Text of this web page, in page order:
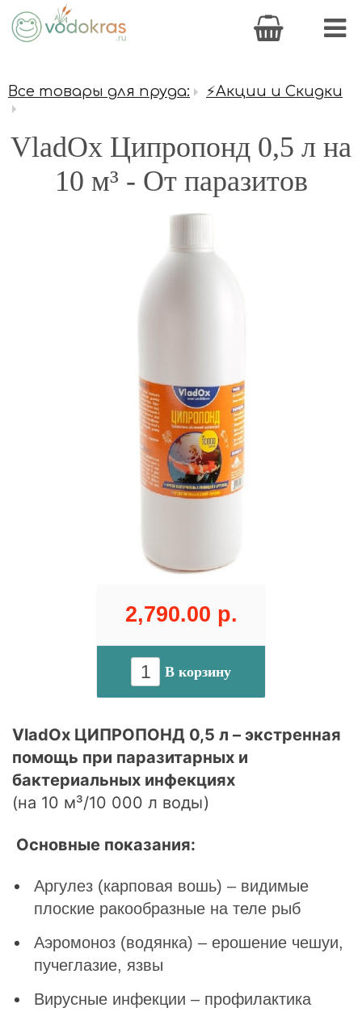
Все товары для пруда: ⚡Акции и Скидки
VladOx Ципропонд 0,5 л на
10 м³ - От паразитов
2,790.00 р.
В корзину
VladOx ЦИПРОПОНД 0,5 л – экстренная
помощь при паразитарных и
бактериальных инфекциях
(на 10 м³/10 000 л воды)
Основные показания:
Аргулез (карповая вошь) – видимые
плоские ракообразные на теле рыб
Аэромоноз (водянка) – ерошение чешуи,
пучеглазие, язвы
Вирусные инфекции – профилактика